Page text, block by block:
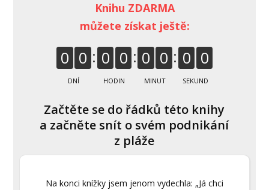
Knihu ZDARMA
můžete získat ještě:
0 0
DNÍ
0 0
HODIN
0 0
MINUT
0 0
SEKUND
Začtěte se do řádků této knihy
a začněte snít o svém podnikání
z pláže
Na konci knížky jsem jenom vydechla: „Já chci